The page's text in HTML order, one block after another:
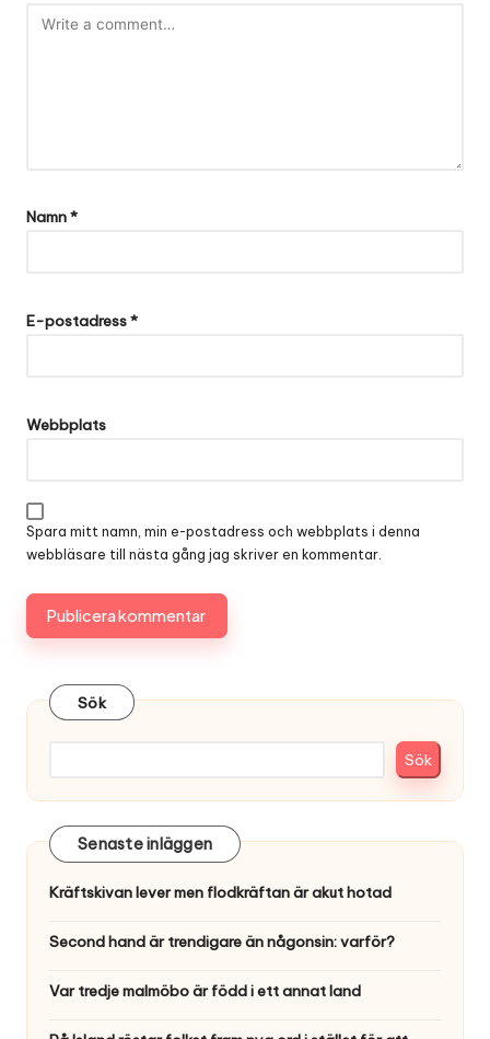
Namn*
E-postadress*
Webbplats
Spara mitt namn, min e-postadress och webbplats i denna
webbläsare till nästa gång jag skriver en kommentar.
lt
a
:
Sök
Sök
Senaste inläggen
Kräftskivan lever men flodkräftan är akut hotad
Second hand är trendigare än någonsin: varför?
Var tredje malmöbo är född i ett annat land